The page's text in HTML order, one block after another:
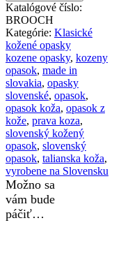
Katalógové číslo:
BROOCH
Kategórie: Klasické
kožené opasky
kozene opasky, kozeny
opasok, made in
slovakia, opasky
slovenské, opasok,
opasok koža, opasok z
kože, prava koza,
slovenský kožený
opasok, slovenský
opasok, talianska koža,
vyrobene na Slovensku
Možno sa
vám bude
páčiť…